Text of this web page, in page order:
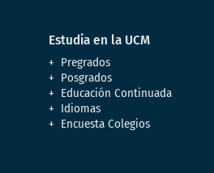
Estudia en la UCM
Pregrados
Posgrados
Educación Continuada
Idiomas
Encuesta Colegios